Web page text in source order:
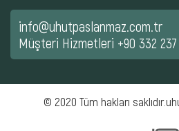
info@uhutpaslanmaz.com.tr
Müşteri Hizmetleri +90 332
© 2020 Tüm hakları